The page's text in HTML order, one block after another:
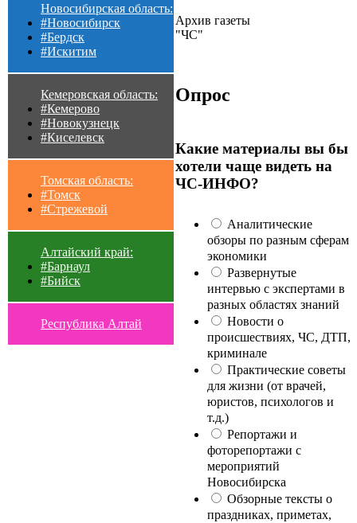
Новосибирская область:
#Новосибирск
#Бердск
#Искитим
Кемеровская область:
#Кемерово
#Новокузнецк
#Киселевск
Томская область:
#Томск
#Стрежевой
Алтайский край:
#Барнаул
#Бийск
Республика Алтай
Архив газеты
"ЧС"
Опрос
Какие материалы вы бы
хотели чаще видеть на
ЧС-ИНФО?
Аналитические
обзоры по разным сферам
экономики
Развернутые
интервью с экспертами в
разных областях знаний
Новости о
происшествиях, ЧС, ДТП,
криминале
Практические советы
для жизни (от врачей,
юристов, психологов и
т.д.)
Репортажи и
фоторепортажи с
мероприятий
Новосибирска
Обзорные тексты о
праздниках, приметах,